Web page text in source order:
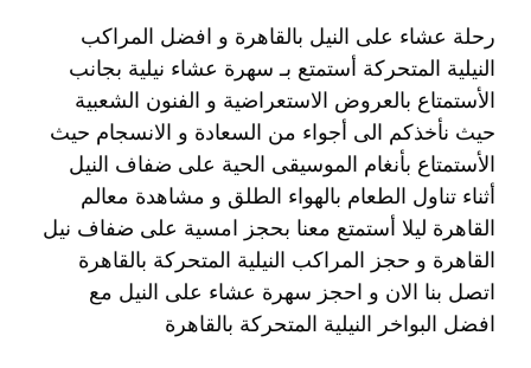
رحلة عشاء على النيل بالقاهرة و افضل المراكب
النيلية المتحركة أستمتع بـ سهرة عشاء نيلية بجانب
الأستمتاع بالعروض الاستعراضية و الفنون الشعبية
حيث نأخذكم الى أجواء من السعادة و الانسجام حيث
الأستمتاع بأنغام الموسيقى الحية على ضفاف النيل
أثناء تناول الطعام بالهواء الطلق و مشاهدة معالم
القاهرة ليلا أستمتع معنا بحجز امسية على ضفاف نيل
القاهرة و حجز المراكب النيلية المتحركة بالقاهرة
اتصل بنا الان و احجز سهرة عشاء على النيل مع
افضل البواخر النيلية المتحركة بالقاهرة